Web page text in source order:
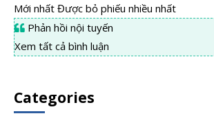
Mới nhất Được bỏ phiếu nhiều nhất
Phản hồi nội tuyến
Xem tất cả bình luận
Categories